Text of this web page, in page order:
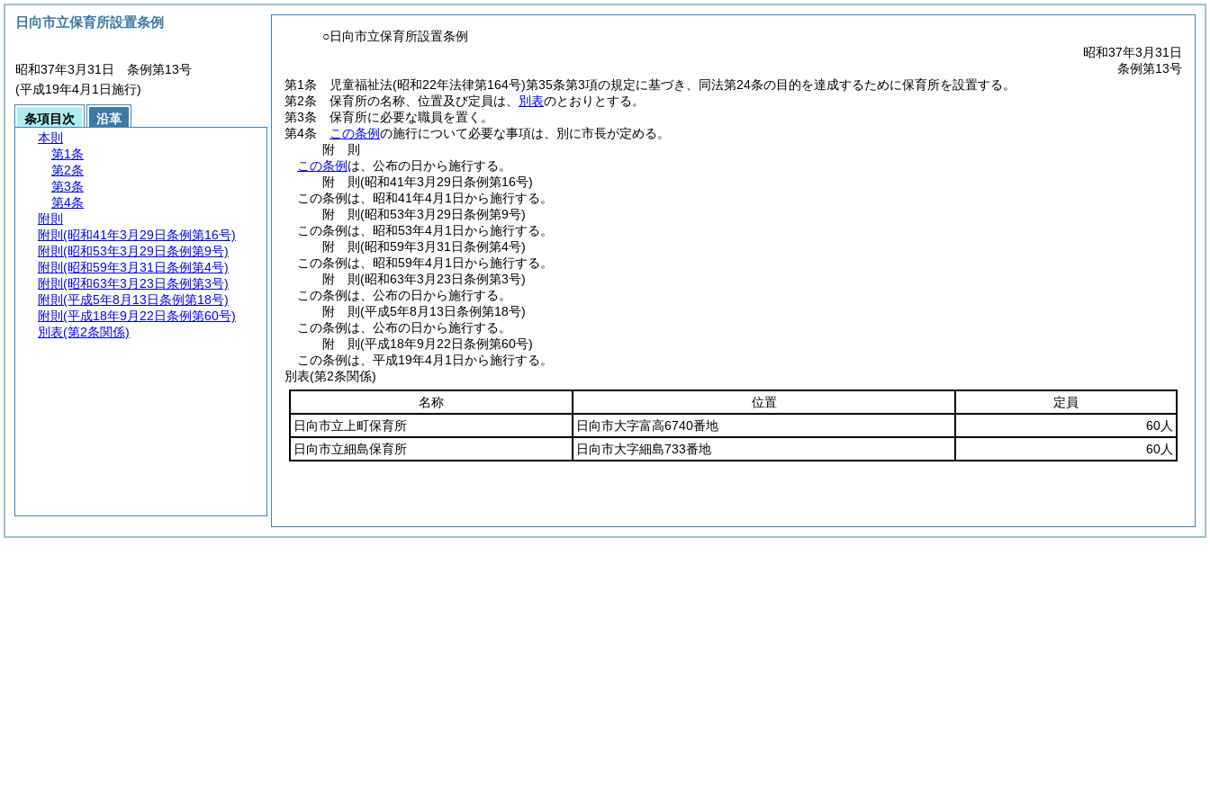
○日向市立保育所設置条例
昭和37年3月31日
条例第13号
第1条
児童福祉法(昭和22年法律第164号)第35条第3項の規定に基づき、同法第24条の目的を達成するために保育所を設置する。
第2条
保育所の名称、位置及び定員は、 別表のとおりとする。
第3条
保育所に必要な職員を置く。
第4条
この条例の施行について必要な事項は、別に市長が定める。
附 則
この条例 は、公布の日から施行する。
附 則(昭和41年3月29日条例第16号)
この条例は、昭和41年4月1日から施行する。
附 則(昭和53年3月29日条例第9号)
この条例は、昭和53年4月1日から施行する。
附 則(昭和59年3月31日条例第4号)
この条例は、昭和59年4月1日から施行する。
附 則(昭和63年3月23日条例第3号)
この条例は、公布の日から施行する。
附 則(平成5年8月13日条例第18号)
この条例は、公布の日から施行する。
附 則(平成18年9月22日条例第60号)
この条例は、平成19年4月1日から施行する。
別表(第2条関係)
名称
位置
定員
日向市立上町保育所
日向市大字富高6740番地
60人
日向市立細島保育所
日向市大字細島733番地 60人
日向市立保育所設置条例
昭和37年3月31日 条例第13号
(平成19年4月1日施行)
条項目次
沿革
本則
第1条
第2条
第3条
第4条
附則
附則 (昭和41年3月29日条例第16号)
附則 (昭和53年3月29日条例第9号)
附則 (昭和59年3月31日条例第4号)
附則 (昭和63年3月23日条例第3号)
附則 (平成5年8月13日条例第18号)
附則 (平成18年9月22日条例第60号)
別表(第2条関係)